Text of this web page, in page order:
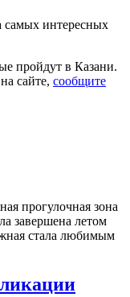
самых интересных
пройдут в Казани.
сайте, сообщите
прогулочная зона
завершена летом
стала любимым